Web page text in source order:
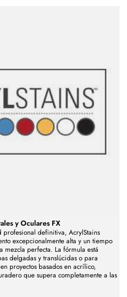
y Oculares FX
definitiva, AcrylStains
excepcionalmente alta y un tiempo
perfecta. La fórmula está
delgadas y translúcidas o para
proyectos basados en acrílico,
que supera completamente a las